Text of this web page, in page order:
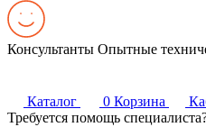
Консультанты Опытные
Каталог 0 Корзина
Требуется помощь